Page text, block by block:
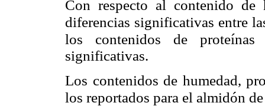
Con respecto al contenido de
diferencias significativas entre
los contenidos de proteínas
significativas.
Los contenidos de humedad,
los reportados para el almidón